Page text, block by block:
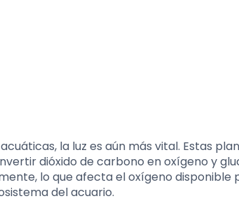
la luz es aún más vital. Estas
dióxido de carbono en oxígeno y
lo que afecta el oxígeno disponible
del acuario.